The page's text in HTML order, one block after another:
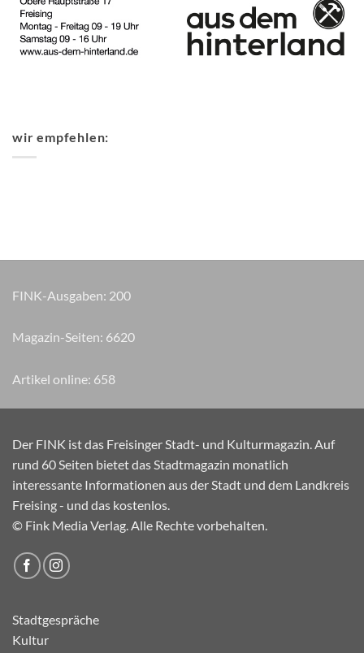
wir empfehlen:
FINK-Ausgaben: 200
Magazin-Seiten: 7890
Artikel online: 658
Der FINK ist das Freisinger Stadt- und Kulturmagazin. Auf
rund 60 Seiten bietet das Stadtmagazin monatlich
interessante Informationen aus der Stadt und dem Landkreis
Freising - und das kostenlos.
© Fink Media Verlag. Alle Rechte vorbehalten.
Stadtgespräche
Kultur